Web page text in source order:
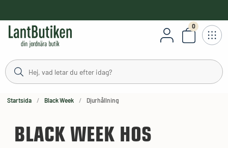
0
Antal
Startsida Black Week Djurhållning
BLACK WEEK HOS